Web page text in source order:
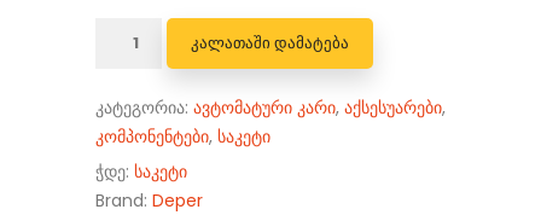
რაოდენობა:
ელექტრო
ᲙᲐᲚᲐᲗᲐᲨᲘ ᲓᲐᲛᲐᲢᲔᲑᲐ
კატეგორია: ავტომატური კარი, აქსესუარები,
კომპონენტები, საკეტი
ჭდე: საკეტი
Brand: Deper